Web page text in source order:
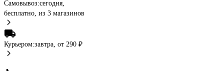
Самовывоз:сегодня,
бесплатно, из 3 магазинов
Курьером:завтра, от 290 ₽